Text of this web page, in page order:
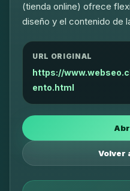
(tienda online) ofrece
diseño y el contenido de
URL ORIGINAL
https://
ento.html
Volver